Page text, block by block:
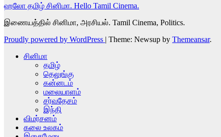
ஹலோ தமிழ் சினிமா. Hello Tamil Cinema.
இணையத்தில் சினிமா, அரசியல். Tamil Cinema, Politics.
Proudly powered by WordPress | Theme: Newsup by Themeansar.
சினிமா
தமிழ்
தெலுங்கு
கன்னடம்
மலையாளம்
சர்வதேசம்
இந்தி
விமர்சனம்
கலை உலகம்